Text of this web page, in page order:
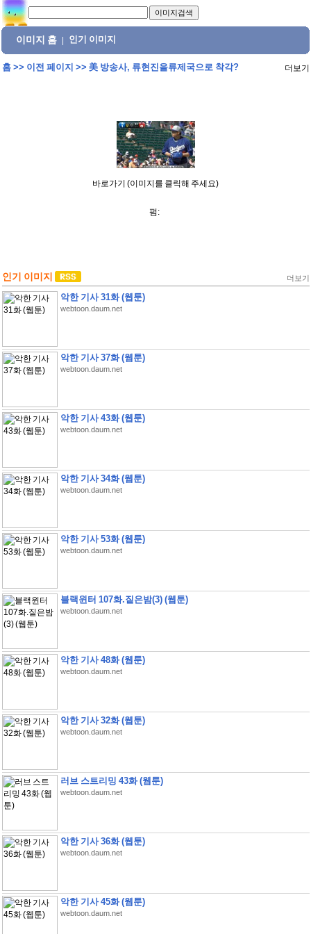
이미지 홈 인기 이미지
홈>> 이전 페이지 >> 美 방송사, 류현진을류제국으로 착각? 더보기
바로가기 (이미지를 클릭해 주세요)
펌:
인기 이미지 더보기
악한 기사 31화 (웹툰)
webtoon.daum.net
악한 기사 37화 (웹툰)
webtoon.daum.net
악한 기사 43화 (웹툰)
webtoon.daum.net
악한 기사 34화 (웹툰)
webtoon.daum.net
악한 기사 53화 (웹툰)
webtoon.daum.net
블랙윈터 107화.짙은밤(3) (웹툰)
webtoon.daum.net
악한 기사 48화 (웹툰)
webtoon.daum.net
악한 기사 32화 (웹툰)
webtoon.daum.net
러브 스트리밍 43화 (웹툰)
webtoon.daum.net
악한 기사 36화 (웹툰)
webtoon.daum.net
악한 기사 45화 (웹툰)
webtoon.daum.net